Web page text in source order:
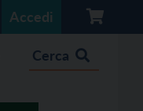
Accedi
Cerca